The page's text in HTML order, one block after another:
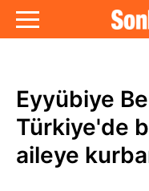
Eyyübiye
Türkiye'de
aileye